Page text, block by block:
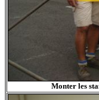
Monter les